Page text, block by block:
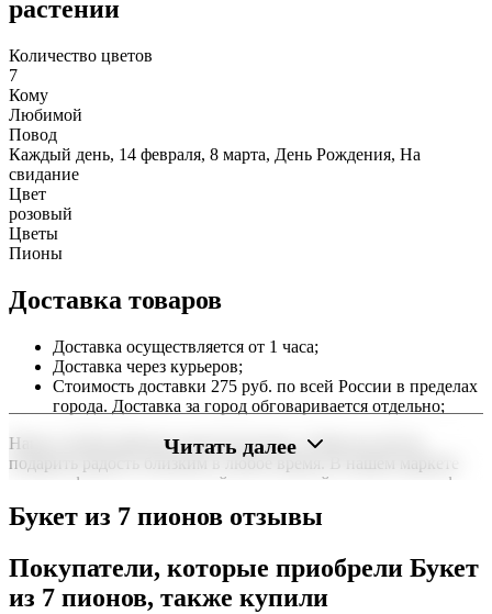
растении
Количество цветов
7
Кому
Любимой
Повод
Каждый день, 14 февраля, 8 марта, День Рождения, На
свидание
Цвет
розовый
Цветы
Пионы
Доставка товаров
Доставка осуществляется от 1 часа;
Доставка через курьеров;
Стоимость доставки 275 руб. по всей России в пределах
города. Доставка за город обговаривается отдельно;
Наша служба работает круглосуточно, чтобы вы могли
подарить радость близким в любое время. В нашем маркете
можно оформить заказ онлайн с доставкой на дом или в офис
минут или день в день в удобный интервал. Если вам важно
вручить подарок ко времени, наш сервис доставки обеспечит
точность до минуты. Выбирайте, где купить и сколько стоит
Читать далее
Букет из 7 пионов отзывы
Покупатели, которые приобрели Букет
из 7 пионов, также купили